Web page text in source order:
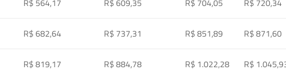
R$ 564,17 R$ 609,35 R$ 704,05 R$ 720,34
R$ 682,64 R$ 737,31 R$ 851,89 R$ 871,60
R$ 819,17 R$ 884,78 R$ 1.022,28 R$